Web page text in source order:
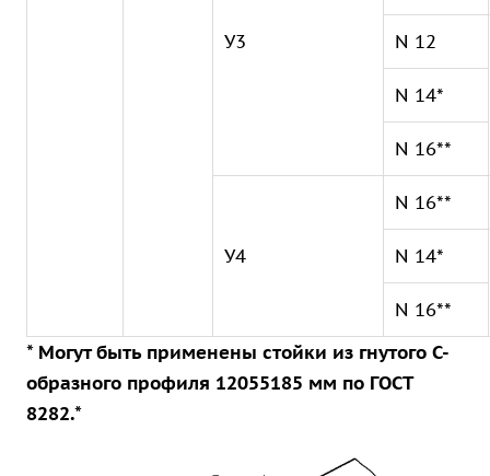
У3 N 12
N 14*
N 16**
У4
N 16**
N 14*
N 16**
* Могут быть применены стойки из гнутого С-
образного профиля 12055185 мм по ГОСТ
8282.*